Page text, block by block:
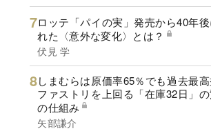
ロッテ「パイの実」発売から40年
れた〈意外な変化〉とは？
伏見 学
しまむらは原価率65％でも過去最高
ファストリを上回る「在庫32日」の
の仕組み
矢部謙介